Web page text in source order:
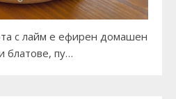
с лайм е ефирен домашен
блатове, пу…